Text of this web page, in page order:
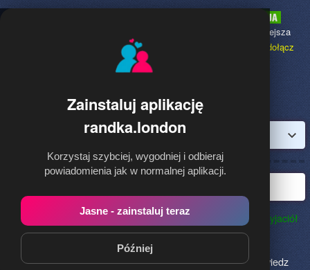
Zainstaluj aplikację
randka.london
Korzystaj szybciej, wygodniej i odbieraj
powiadomienia jak w normalnej aplikacji.
Jasne - zainstaluj teraz
Później
to najpopularniejsza
dołącz
Randka.london to najlepszy sposób na poznanie nowych przyjaciół
w Londynie!Określ czego szukasz i skończ z samotnością!
Znajdziesz tu osoby szukające miłości lub przygody, chętne
na randkę, imprezę i spotkanie na żywo! Dołącz do nas, powiedz